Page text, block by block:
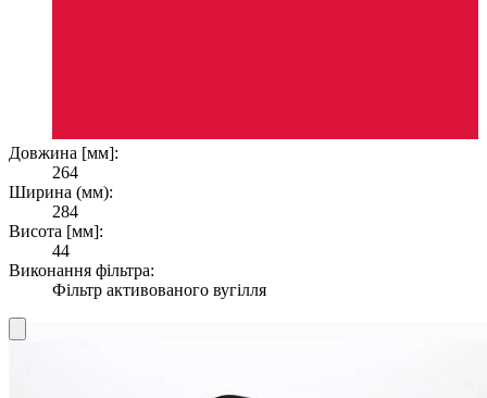
Довжина [мм]:
264
Ширина (мм):
284
Висота [мм]:
44
Виконання фільтра:
Фільтр активованого вугілля